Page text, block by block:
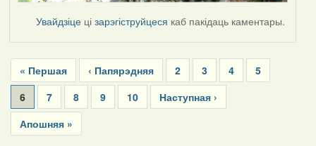
Увайдзіце цізарэгіструйцеся каб пакідаць каментары.
Pagination
First
page
« Першая
Previous
page
‹ Папярэдняя Page
2 Page
3 Page
4 Page
5
Current
page
6 Page
7 Page
8 Page
9 Page
10
Next
page
Наступная ›
Last
page
Апошняя »